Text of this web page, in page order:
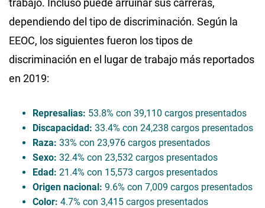
trabajo. Incluso puede arruinar sus carreras,
dependiendo del tipo de discriminación. Según la
EEOC, los siguientes fueron los tipos de
discriminación en el lugar de trabajo más reportados
en 2019:
Represalias: 53.8% con 39,110 cargos presentados
Discapacidad: 33.4% con 24,238 cargos presentados
Raza: 33% con 23,976 cargos presentados
Sexo: 32.4% con 23,532 cargos presentados
Edad: 21.4% con 15,573 cargos presentados
Origen nacional: 9.6% con 7,009 cargos presentados
Color: 4.7% con 3,415 cargos presentados